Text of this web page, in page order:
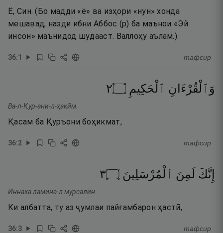
Ё, Син. (Бо мадди «ё» ва изҳори «нун» хонда
мешавад, назди ибни Аббос (р) ба маънои «Эй
инсон» маънидод шудааст. Валлоҳу аълам.)
36:1 тафсир
وَٱلْقُرْءَانِ ٱلْحَكِيمِ ۝٢
Ва-л-Қур-ани-л-ҳакӣм.
Қасам ба Қуръони боҳикмат,
36:2 тафсир
إِنَّكَ لَمِنَ ٱلْمُرْسَلِينَ ۝٣
Иннака ламина-л мурсалӣн.
Ки албатта, ту аз ҷумлаи пайғамбарон ҳастӣ,
36:3 тафсир